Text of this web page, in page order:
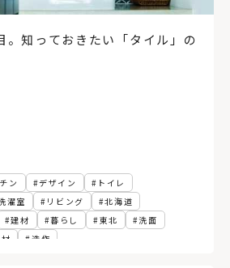
。知っておきたい「タイル」の
ン デザイン
トイレ
濯室
リビング
北海道
建材 暮らし 東北
洗面
造作